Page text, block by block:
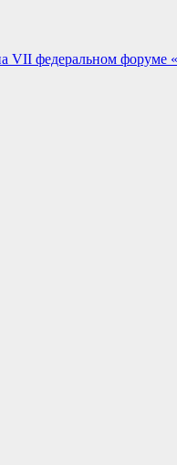
VII федеральном форуме